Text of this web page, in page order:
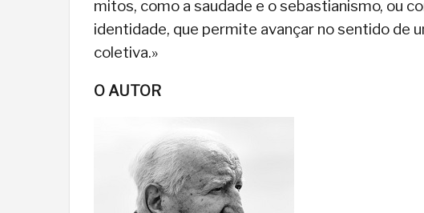
mitos, como a saudade e o sebastianismo, ou
identidade, que permite avançar no sentido de
coletiva.»
O AUTOR